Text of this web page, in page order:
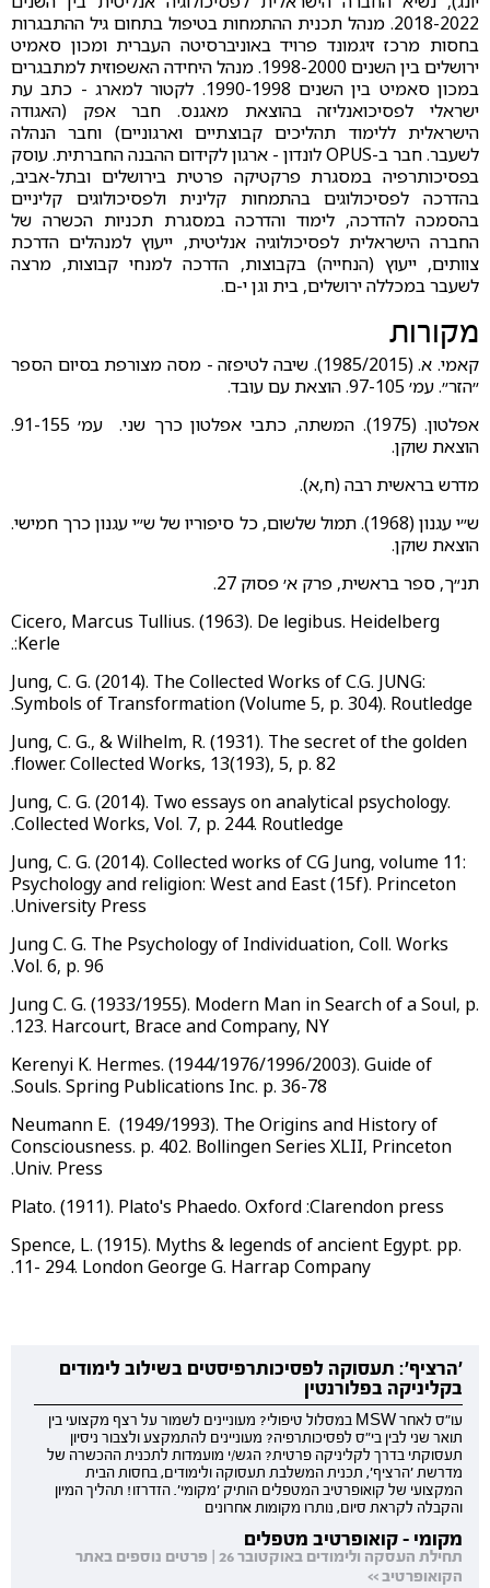
2018-2022. מנהל תכנית ההתמחות בטיפול בתחום גיל ההתבגרות
בחסות מרכז זיגמונד פרויד באוניברסיטה העברית ומכון סאמיט
ירושלים בין השנים 1998-2000. מנהל היחידה האשפוזית למתבגרים
במכון סאמיט בין השנים 1990-1998. לקטור למארג - כתב עת
ישראלי לפסיכואנליזה בהוצאת מאגנס. חבר אפק (האגודה
הישראלית ללימוד תהליכים קבוצתיים וארגוניים) וחבר הנהלה
לשעבר. חבר ב-OPUS לונדון - ארגון לקידום ההבנה החברתית. עוסק
בפסיכותרפיה במסגרת פרקטיקה פרטית בירושלים ובתל-אביב,
בהדרכה לפסיכולוגים בהתמחות קלינית ולפסיכולוגים קליניים
בהסמכה להדרכה, לימוד והדרכה במסגרת תכניות הכשרה של
החברה הישראלית לפסיכולוגיה אנליטית, ייעוץ למנהלים הדרכת
צוותים, ייעוץ (הנחייה) בקבוצות, הדרכה למנחי קבוצות, מרצה
לשעבר במכללה ירושלים, בית וגן י-ם.
מקורות
קאמי. א. (1985/2015). שיבה לטיפזה - מסה מצורפת בסיום הספר
״הזר״. עמ׳ 97-105. הוצאת עם עובד.
אפלטון. (1975). המשתה, כתבי אפלטון כרך שני. עמ׳ 91-155.
הוצאת שוקן.
מדרש בראשית רבה (ח,א).
ש״י עגנון (1968). תמול שלשום, כל סיפוריו של ש״י עגנון כרך חמישי.
הוצאת שוקן.
תנ״ך, ספר בראשית, פרק א׳ פסוק 27.
Cicero, Marcus Tullius. (1963). De legibus. Heidelberg
:Kerle.
Jung, C. G. (2014). The Collected Works of C.G. JUNG:
Symbols of Transformation (Volume 5, p. 304). Routledge.
Jung, C. G., & Wilhelm, R. (1931). The secret of the golden
flower. Collected Works, 13(193), 5, p. 82.
Jung, C. G. (2014). Two essays on analytical psychology.
Collected Works, Vol. 7, p. 244. Routledge.
Jung, C. G. (2014). Collected works of CG Jung, volume 11:
Psychology and religion: West and East (15f). Princeton
University Press.
Jung C. G. The Psychology of Individuation, Coll. Works
Vol. 6, p. 96.
Jung C. G. (1933/1955). Modern Man in Search of a Soul, p.
123. Harcourt, Brace and Company, NY.
Kerenyi K. Hermes. (1944/1976/1996/2003). Guide of
Souls. Spring Publications Inc. p. 36-78.
Neumann E. (1949/1993). The Origins and History of
Consciousness. p. 402. Bollingen Series XLII, Princeton
Univ. Press.
Plato. (1911). Plato's Phaedo. Oxford :Clarendon press
Spence, L. (1915). Myths & legends of ancient Egypt. pp.
11- 294. London George G. Harrap Company.
'הרציף': תעסוקה לפסיכותרפיסטים בשילוב לימודים
בקליניקה בפלורנטין
עו"ס לאחר MSW במסלול טיפולי? מעוניינים לשמור על רצף מקצועי בין
תואר שני לבין בי"ס לפסיכותרפיה? מעוניינים להתמקצע ולצבור ניסיון
תעסוקתי בדרך לקליניקה פרטית? הגש/י מועמדות לתכנית ההכשרה של
מדרשת 'הרציף', תכנית המשלבת תעסוקה ולימודים, בחסות הבית
המקצועי של קואופרטיב המטפלים הותיק 'מקומי'. הזדרזו! תהליך המיון
והקבלה לקראת סיום, נותרו מקומות אחרונים
מקומי - קואופרטיב מטפלים
תחילת העסקה ולימודים באוקטובר 26 | פרטים נוספים באתר
הקואופרטיב >>